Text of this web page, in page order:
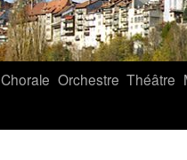
Chorale Orchestre Théâtre